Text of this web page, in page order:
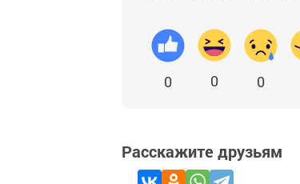
0 0 0
Расскажите друзьям